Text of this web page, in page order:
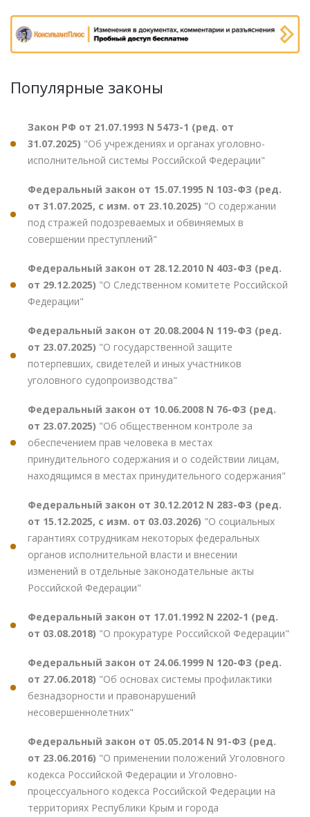
Популярные законы
Закон РФ от 21.07.1993 N 5473-1 (ред. от
31.07.2025) "Об учреждениях и органах уголовно-
исполнительной системы Российской Федерации"
Федеральный закон от 15.07.1995 N 103-ФЗ (ред.
от 31.07.2025, с изм. от 23.10.2025) "О содержании
под стражей подозреваемых и обвиняемых в
совершении преступлений"
Федеральный закон от 28.12.2010 N 403-ФЗ (ред.
от 29.12.2025) "О Следственном комитете Российской
Федерации"
Федеральный закон от 20.08.2004 N 119-ФЗ (ред.
от 23.07.2025) "О государственной защите
потерпевших, свидетелей и иных участников
уголовного судопроизводства"
Федеральный закон от 10.06.2008 N 76-ФЗ (ред.
от 23.07.2025) "Об общественном контроле за
обеспечением прав человека в местах
принудительного содержания и о содействии лицам,
находящимся в местах принудительного содержания"
Федеральный закон от 30.12.2012 N 283-ФЗ (ред.
от 15.12.2025, с изм. от 03.03.2026) "О социальных
гарантиях сотрудникам некоторых федеральных
органов исполнительной власти и внесении
изменений в отдельные законодательные акты
Российской Федерации"
Федеральный закон от 17.01.1992 N 2202-1 (ред.
от 03.08.2018) "О прокуратуре Российской Федерации"
Федеральный закон от 24.06.1999 N 120-ФЗ (ред.
от 27.06.2018) "Об основах системы профилактики
безнадзорности и правонарушений
несовершеннолетних"
Федеральный закон от 05.05.2014 N 91-ФЗ (ред.
от 23.06.2016) "О применении положений Уголовного
кодекса Российской Федерации и Уголовно-
процессуального кодекса Российской Федерации на
территориях Республики Крым и города